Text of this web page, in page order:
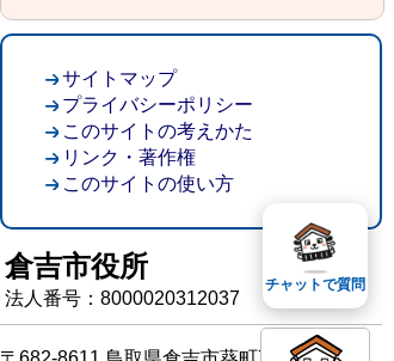
サイトマップ
プライバシーポリシー
このサイトの考えかた
リンク・著作権
このサイトの使い方
倉吉市役所
法人番号：8000020312037
チャットで質問